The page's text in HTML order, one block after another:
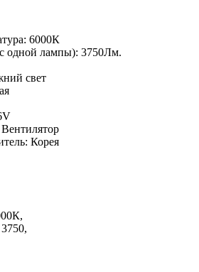
6000К
одной лампы): 3750Лм.
свет
Корея
3750,